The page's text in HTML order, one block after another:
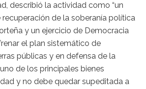
describió la actividad como “un
de la soberanía política
y un ejercicio de Democracia
el plan sistemático de
públicas y en defensa de la
de los principales bienes
y no debe quedar supeditada a